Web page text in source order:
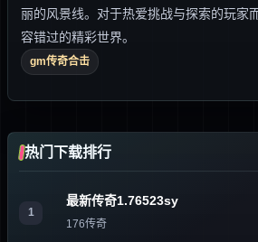
丽的风景线。对于热爱挑战与探索的玩家
容错过的精彩世界。
gm传奇合击
热门下载排行
1
最新传奇1.76523sy
176传奇